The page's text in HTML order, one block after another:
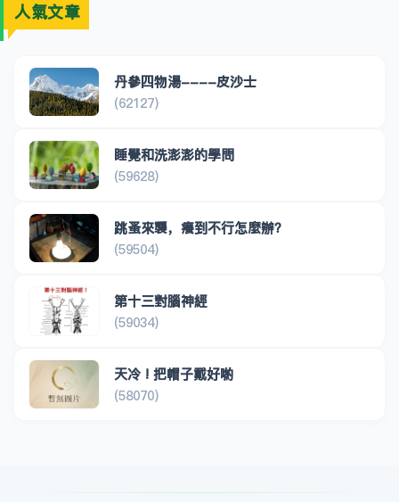
人氣文章
丹參四物湯----皮沙士
(62127)
睡覺和洗澎澎的學問
(59628)
跳蚤來襲，癢到不行怎麼辦？
(59504)
第十三對腦神經
(59034)
天冷 ! 把帽子戴好喲
(58070)